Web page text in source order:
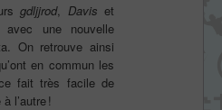
gdljjrod, Davis et
avec une nouvelle
On retrouve ainsi
en commun les
fait très facile de
l’autre !